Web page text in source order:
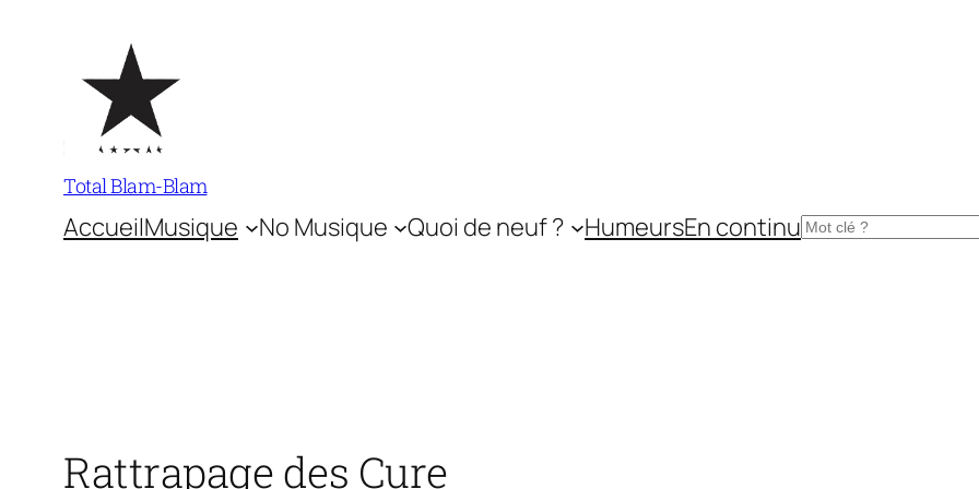
contenu
Total Blam-Blam
AccueilMusique No Musique Quoi de neuf ? HumeursEn continuRechercher
Rattrapage des Cure